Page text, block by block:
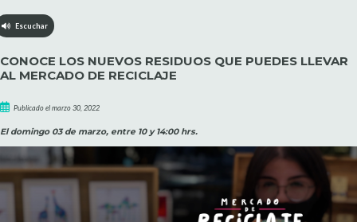
Escuchar
CONOCE LOS NUEVOS RESIDUOS QUE PUEDES LLEVAR
AL MERCADO DE RECICLAJE
Publicado el marzo 30, 2022
El domingo 03 de marzo, entre 10 y 14:00 hrs.